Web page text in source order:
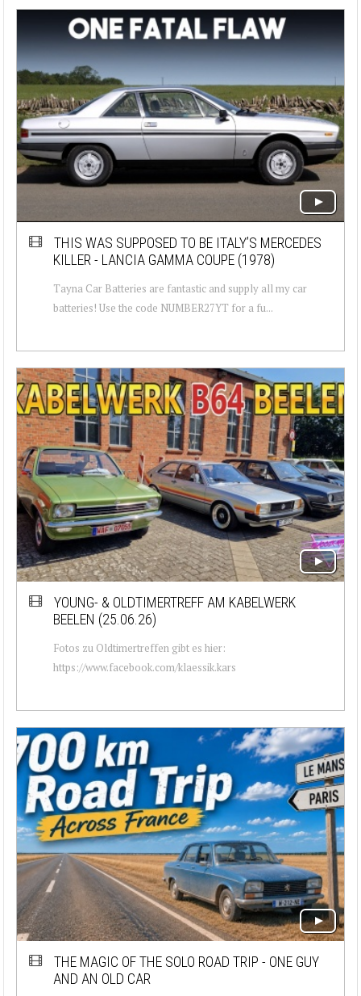
THIS WAS SUPPOSED TO BE ITALY’S MERCEDES
KILLER - LANCIA GAMMA COUPE (1978)
Tayna Car Batteries are fantastic and supply all my car
batteries! Use the code NUMBER27YT for a fu...
YOUNG- & OLDTIMERTREFF AM KABELWERK
BEELEN (25.06.26)
Fotos zu Oldtimertreffen gibt es hier:
https://www.facebook.com/klaessik.kars
THE MAGIC OF THE SOLO ROAD TRIP - ONE GUY
AND AN OLD CAR